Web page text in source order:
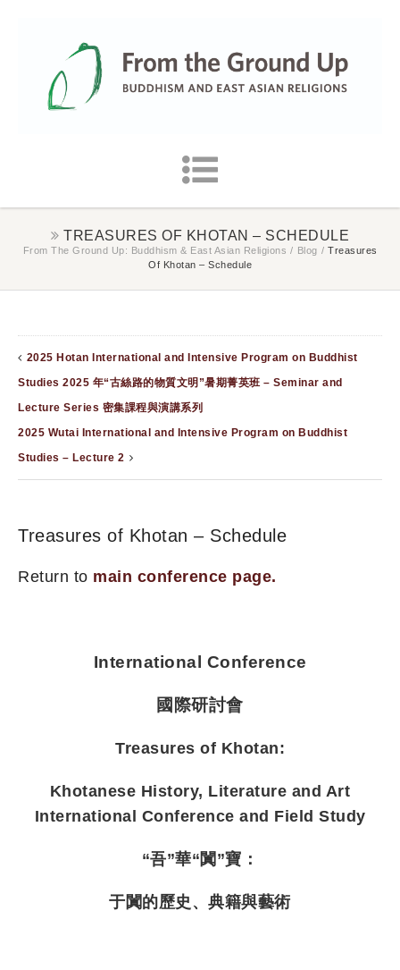
TREASURES OF KHOTAN – SCHEDULE
From The Ground Up: Buddhism & East Asian Religions / Blog / Treasures
Of Khotan – Schedule
2025 Hotan International and Intensive Program on Buddhist
Studies 2025 年“古絲路的物質文明”暑期菁英班 – Seminar and
Lecture Series 密集課程與演講系列
2025 Wutai International and Intensive Program on Buddhist
Studies – Lecture 2
Treasures of Khotan – Schedule
Return to main conference page.
International Conference
國際研討會
Treasures of Khotan:
Khotanese History, Literature and Art
International Conference and Field Study
“吾”華“闐”寶：
于闐的歷史、典籍與藝術